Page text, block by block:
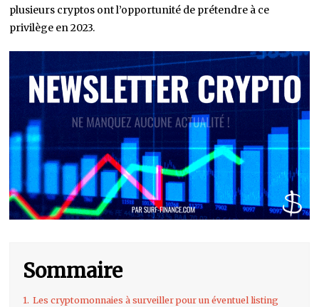
plusieurs cryptos ont l’opportunité de prétendre à ce
privilège en 2023.
Sommaire
1. Les cryptomonnaies à surveiller pour un éventuel listing